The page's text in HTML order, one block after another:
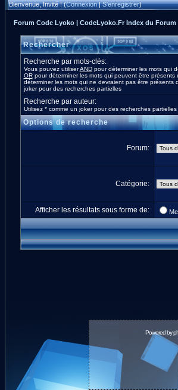
Bienvenue, Invité ! (Connexion|S'enregistrer)
Forum Code Lyoko | CodeLyoko.Fr Index du Forum
Rechercher
Recherche par mots-clés:
Vous pouvez utiliserANDpour déterminer les mots qui
ORpour déterminer les mots qui peuvent être présents
déterminer les mots qui ne devraient pas être présents
joker pour des recherches partielles
Recherche par auteur:
Utilisez * comme un joker pour des recherches partielles
Options de recherche
Forum:
Catégorie:
Afficher les résultats sous forme de:
Powered by